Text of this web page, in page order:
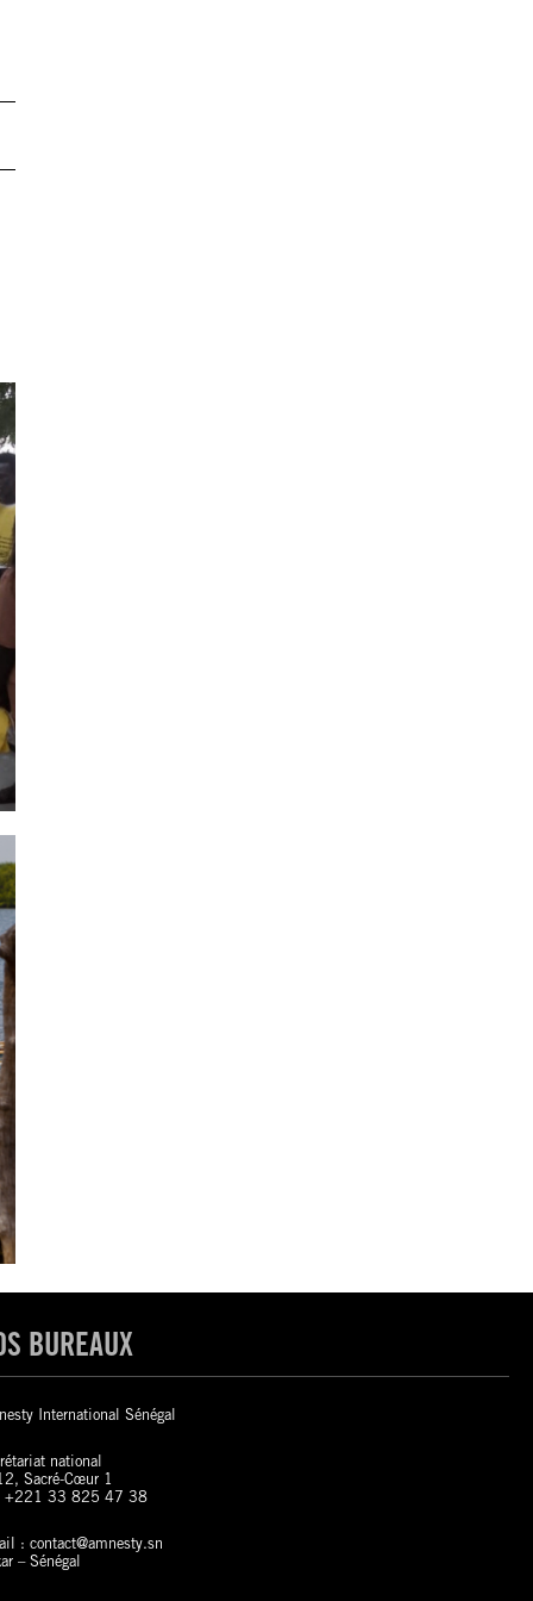
BUREAUX
International Sénégal
national
Sacré-Cœur 1
+221 33 825 47 38
: contact@amnesty.sn
– Sénégal